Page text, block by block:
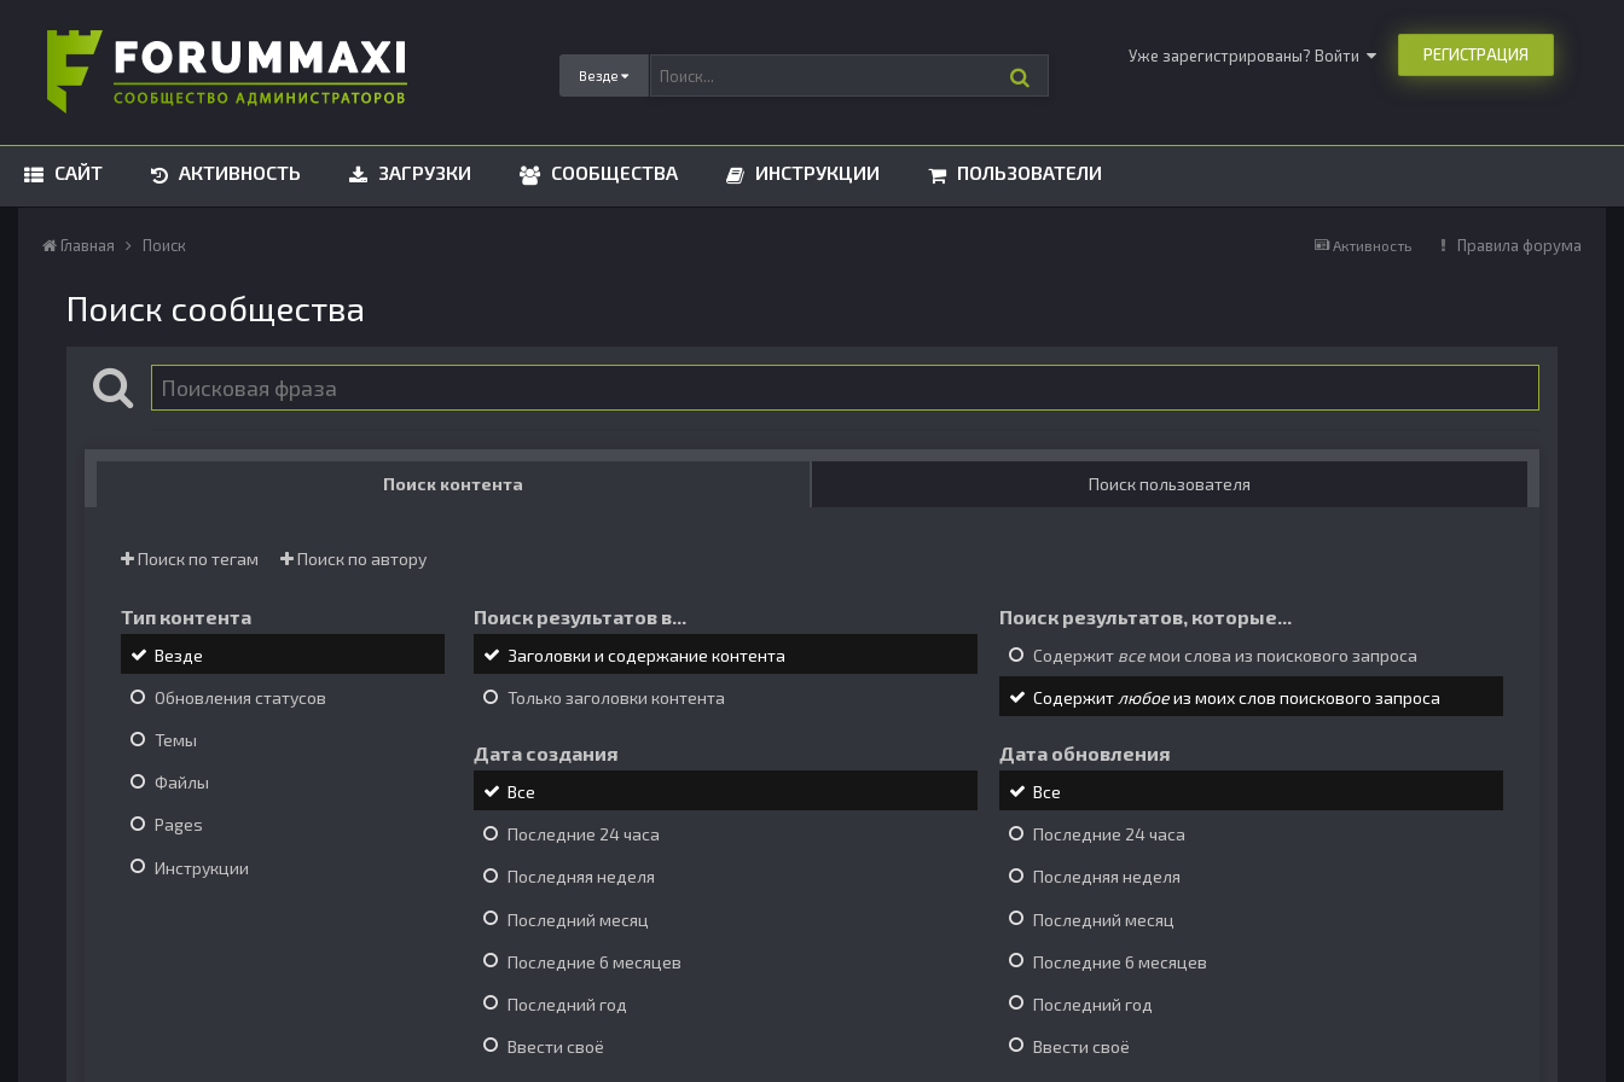
Везде
Уже зарегистрированы? Войти РЕГИСТРАЦИЯ
САЙТ АКТИВНОСТЬ ЗАГРУЗКИ СООБЩЕСТВА ИНСТРУКЦИИ ПОЛЬЗОВАТЕЛИ
Активность Правила форума
Главная Поиск
Поиск сообщества
Поиск контента Поиск пользователя
Поиск по тегам Поиск по автору
Тип контента
Везде
Обновления статусов
Темы
Файлы
Pages
Инструкции
Поиск результатов в...
Заголовки и содержание контента
Только заголовки контента
Поиск результатов, которые...
Содержит всемои слова из поискового запроса
Содержит любоеиз моих слов поискового запроса
Дата создания
Все
Последние 24 часа
Последняя неделя
Последний месяц
Последние 6 месяцев
Последний год
Ввести своё
Дата обновления
Все
Последние 24 часа
Последняя неделя
Последний месяц
Последние 6 месяцев
Последний год
Ввести своё